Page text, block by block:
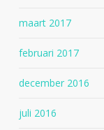
maart 2017
februari 2017
december 2016
juli 2016